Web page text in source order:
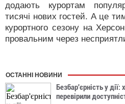
додають курортам
тисячі нових гостей. А це
курортного сезону на
провальним через
ОСТАННІ НОВИНИ
Безбар'єрність у дії:
перевірили